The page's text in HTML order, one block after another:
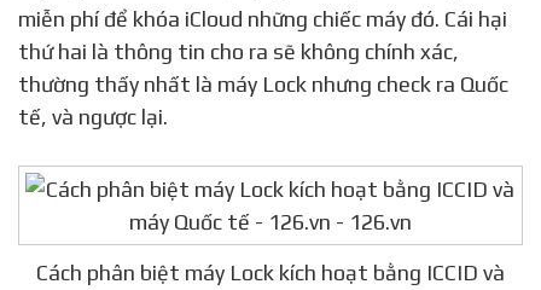
miễn phí để khóa iCloud những chiếc máy đó. Cái hại
thứ hai là thông tin cho ra sẽ không chính xác,
thường thấy nhất là máy Lock nhưng check ra Quốc
tế, và ngược lại.
Cách phân biệt máy Lock kích hoạt bằng ICCID và